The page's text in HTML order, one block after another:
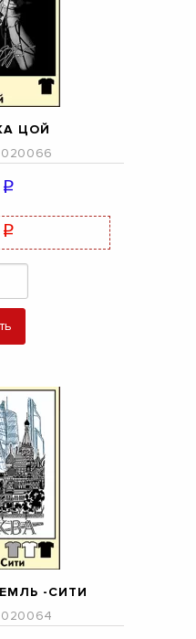
ЦОЙ
q
q
-СИТИ